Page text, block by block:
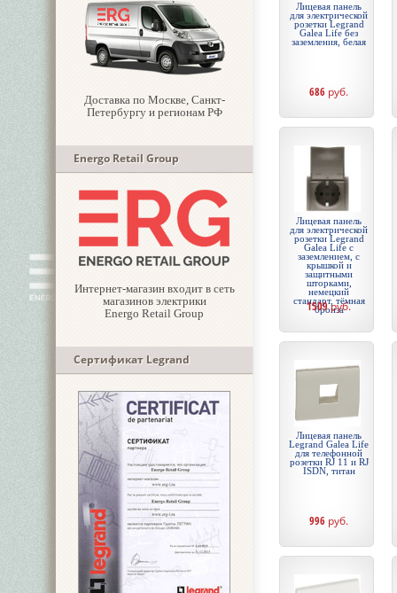
Доставка по Москве, Санкт-
Петербургу и регионам РФ
Energo Retail Group
Интернет-магазин входит в сеть
магазинов электрики
Energo Retail Group
Сертификат Legrand
Лицевая панель
для электрической
розетки Legrand
Galea Life без
заземления, белая
686 руб.
Лицевая панель
для электрической
розетки Legrand
Galea Life с
заземлением, с
крышкой и
защитными
шторками,
немецкий
стандарт, тёмная
бронза
1509руб.
Лицевая панель
Legrand Galea Life
для телефонной
розетки RJ 11 и RJ
ISDN, титан
996 руб.